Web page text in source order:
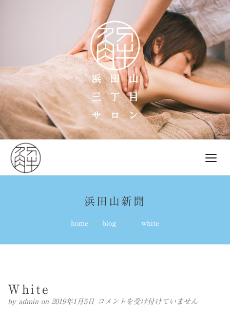
浜田山新聞
home blog white
White
by admin on 2019年1月5日 White
コメントを受け付けていません